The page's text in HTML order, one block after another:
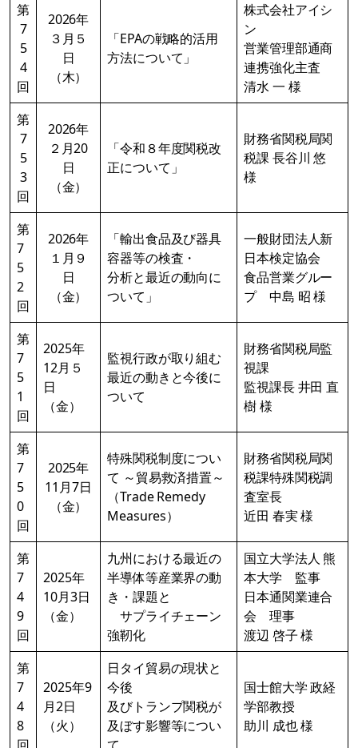
第
7
5
4
回
2026年
３月５
日
（木）
「EPAの戦略的活用
方法について」
株式会社アイシ
ン
営業管理部通商
連携強化主査
清水 一 様
第
7
5
3
回
2026年
２月20
日
（金）
「令和８年度関税改
正について」
財務省関税局関
税課 長谷川 悠
様
第
7
5
2
回
2026年
１月９
日
（金）
「輸出食品及び器具
容器等の検査・
分析と最近の動向に
ついて」
一般財団法人新
日本検定協会
食品営業グルー
プ 中島 昭 様
第
7
5
1
回
2025年
12月５
日
（金）
監視行政が取り組む
最近の動きと今後に
ついて
財務省関税局監
視課
監視課長 井田 直
樹 様
第
7
5
0
回
2025年
11月7日
（金）
特殊関税制度につい
て ～貿易救済措置～
（Trade Remedy
Measures）
財務省関税局関
税課特殊関税調
査室長
近田 春実 様
第
7
4
9
回
2025年
10月3日
（金）
九州における最近の
半導体等産業界の動
き・課題と
サプライチェーン
強靭化
国立大学法人 熊
本大学 監事
日本通関業連合
会 理事
渡辺 啓子 様
第
7
4
8
2025年9
月2日
（火）
日タイ貿易の現状と
今後
及びトランプ関税が
及ぼす影響等につい
国士館大学 政経
学部教授
助川 成也 様